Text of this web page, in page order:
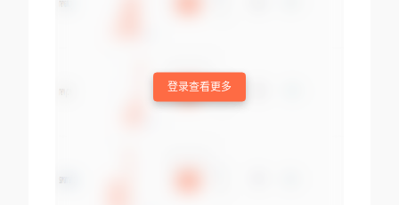
登录查看更多